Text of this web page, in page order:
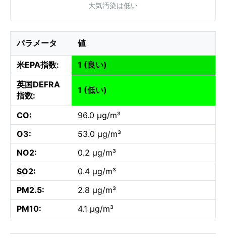
大気汚染は低い
パラメータ 値
米EPA指数:
1 (良い)
英国DEFRA
指数:
1 (低い)
CO:
96.0 µg/m³
O3:
53.0 µg/m³
NO2:
0.2 µg/m³
SO2:
0.4 µg/m³
PM2.5:
2.8 µg/m³
PM10:
4.1 µg/m³